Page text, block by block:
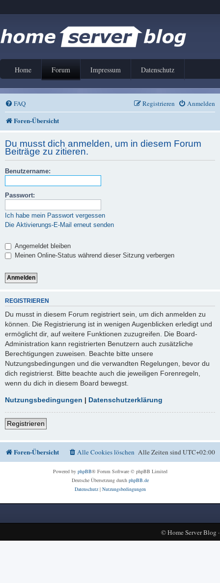
Home Forum Impressum Datenschutz
FAQ Anmelden
Registrieren
Foren-Übersicht
Du musst dich anmelden, um in diesem Forum
Beiträge zu zitieren.
Benutzername:
Passwort:
Ich habe mein Passwort vergessen
Die Aktivierungs-E-Mail erneut senden
Angemeldet bleiben
Meinen Online-Status während dieser Sitzung verbergen
REGISTRIEREN
Du musst in diesem Forum registriert sein, um dich anmelden zu
können. Die Registrierung ist in wenigen Augenblicken erledigt und
ermöglicht dir, auf weitere Funktionen zuzugreifen. Die Board-
Administration kann registrierten Benutzern auch zusätzliche
Berechtigungen zuweisen. Beachte bitte unsere
Nutzungsbedingungen und die verwandten Regelungen, bevor du
dich registrierst. Bitte beachte auch die jeweiligen Forenregeln,
wenn du dich in diesem Board bewegst.
Nutzungsbedingungen | Datenschutzerklärung
Registrieren
Foren-Übersicht Alle Zeiten sindUTC+02:00
Alle Cookies löschen
Powered by phpBB® Forum Software © phpBB Limited
Deutsche Übersetzung durch phpBB.de
Datenschutz| Nutzungsbedingungen
©Home Server Blog